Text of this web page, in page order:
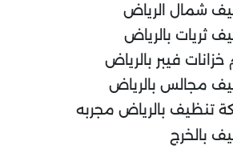
شمال الرياض
ثريات بالرياض
فيبر بالرياض
مجالس بالرياض
تنظيف بالرياض مجربه
بالخرج